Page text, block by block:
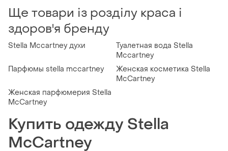
Ще товари із розділу краса і
здоров'я бренду
Stella Mccartney духи
Туалетная вода Stella
Mccartney
Парфюмы stella mccartney
Женская косметика Stella
McCartney
Женская парфюмерия Stella
McCartney
Купить одежду Stella
McCartney